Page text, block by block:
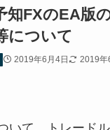
知FXのEA版
について
2019年6月4日 2019年